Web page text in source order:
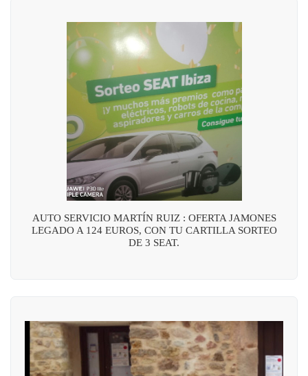
AUTO SERVICIO MARTÍN RUIZ : OFERTA JAMONES
LEGADO A 124 EUROS, CON TU CARTILLA SORTEO
DE 3 SEAT.